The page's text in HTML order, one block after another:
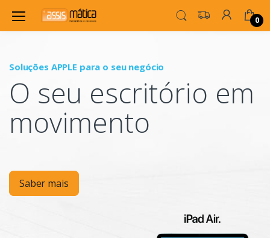
0
Soluções APPLE para o seu negócio
O seu escritório em
movimento
Saber mais